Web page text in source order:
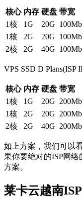
核心 内存 硬盘 带宽
1核
1G 20G
1核
2G 20G
2核
2G 40G
VPS SSD D Plans(ISP
核心 内存 硬盘 带宽
1核
1G 20G
1核
2G 20G
2核
2G 40G
如上方案，我们可以
果你要绝对的ISP网
方案。
莱卡云越南